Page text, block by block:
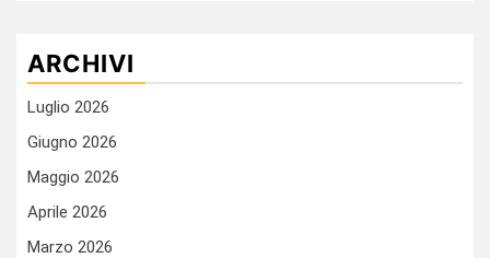
ARCHIVI
Luglio 2026
Giugno 2026
Maggio 2026
Aprile 2026
Marzo 2026